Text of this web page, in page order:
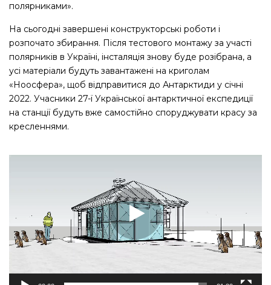
полярниками».
На сьогодні завершені конструкторські роботи і
розпочато збирання. Після тестового монтажу за участі
полярників в Україні, інсталяція знову буде розібрана, а
усі матеріали будуть завантажені на криголам
«Ноосфера», щоб відправитися до Антарктиди у січні
2022. Учасники 27-ї Української антарктичної експедиції
на станції будуть вже самостійно споруджувати красу за
кресленнями.